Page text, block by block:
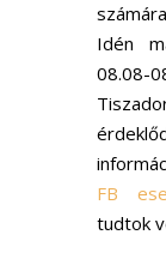
Idén
FB
tudtok